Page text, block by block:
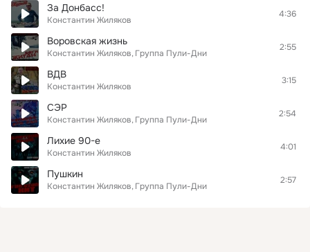
За Донбасс!
Константин Жиляков
4:36
Воровская жизнь
Константин Жиляков Группа Пули-Дни
2:55
ВДВ
Константин Жиляков
3:15
СЭР
Константин Жиляков Группа Пули-Дни
2:54
Лихие 90-е
Константин Жиляков
4:01
Пушкин
Константин Жиляков Группа Пули-Дни
2:57